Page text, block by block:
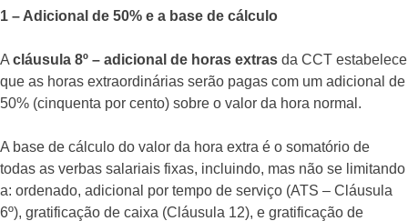
1 – Adicional de 50% e a base de cálculo
A cláusula 8º – adicional de horas extras da CCT estabelece
que as horas extraordinárias serão pagas com um adicional de
50% (cinquenta por cento) sobre o valor da hora normal.
A base de cálculo do valor da hora extra é o somatório de
todas as verbas salariais fixas, incluindo, mas não se limitando
a: ordenado, adicional por tempo de serviço (ATS – Cláusula
6º), gratificação de caixa (Cláusula 12), e gratificação de